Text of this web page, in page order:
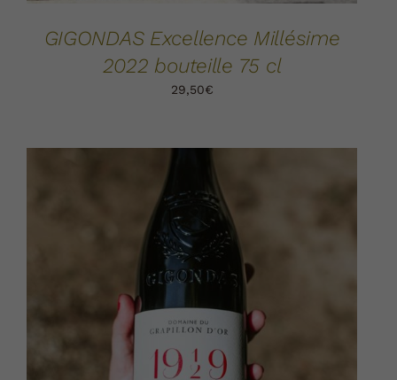
GIGONDAS Excellence Millésime
2022 bouteille 75 cl
29,50€
AJOUTER AU PANIER / DÉTAILS